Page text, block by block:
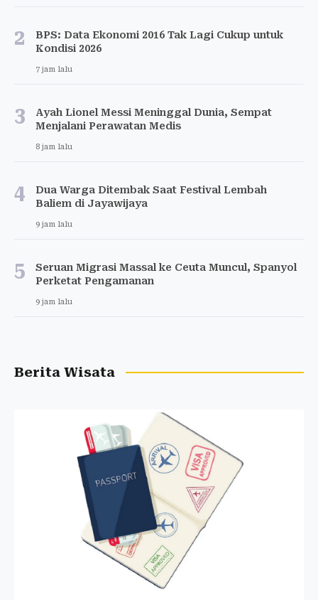
2
BPS: Data Ekonomi 2016 Tak Lagi Cukup untuk
Kondisi 2026
7 jam lalu
3
Ayah Lionel Messi Meninggal Dunia, Sempat
Menjalani Perawatan Medis
8 jam lalu
4
Dua Warga Ditembak Saat Festival Lembah
Baliem di Jayawijaya
9 jam lalu
5
Seruan Migrasi Massal ke Ceuta Muncul, Spanyol
Perketat Pengamanan
9 jam lalu
Berita Wisata